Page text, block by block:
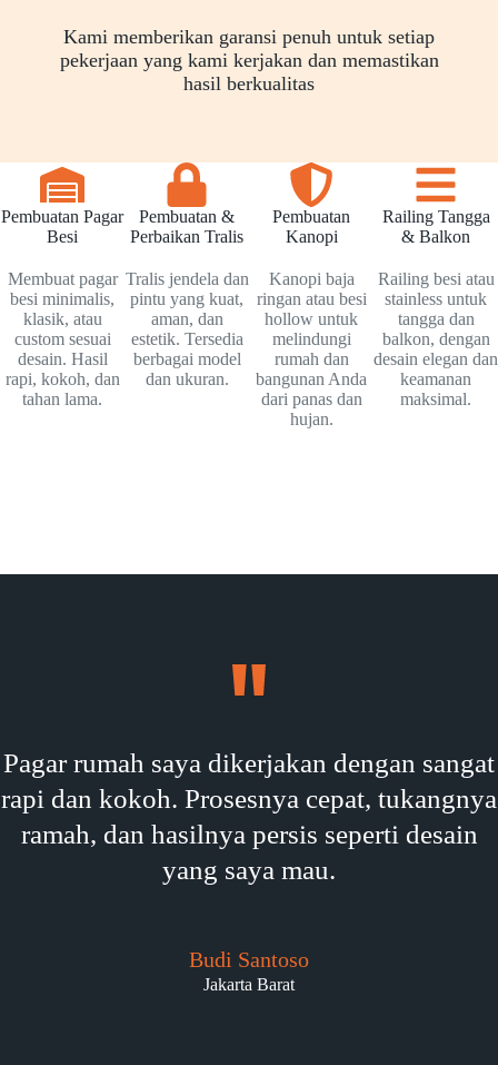
Kami memberikan garansi penuh untuk setiap
pekerjaan yang kami kerjakan dan memastikan
hasil berkualitas
Pembuatan Pagar
Besi
Membuat pagar
besi minimalis,
klasik, atau
custom sesuai
desain. Hasil
rapi, kokoh, dan
tahan lama.
Pembuatan &
Perbaikan Tralis
Tralis jendela dan
pintu yang kuat,
aman, dan
estetik. Tersedia
berbagai model
dan ukuran.
Pembuatan
Kanopi
Kanopi baja
ringan atau besi
hollow untuk
melindungi
rumah dan
bangunan Anda
dari panas dan
hujan.
Railing Tangga
& Balkon
Railing besi atau
stainless untuk
tangga dan
balkon, dengan
desain elegan dan
keamanan
maksimal.
Pagar rumah saya dikerjakan dengan sangat
rapi dan kokoh. Prosesnya cepat, tukangnya
ramah, dan hasilnya persis seperti desain
yang saya mau.
Budi Santoso
Jakarta Barat